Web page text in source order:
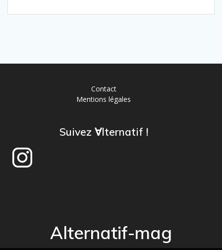
Contact
Mentions légales
Suivez ∀lternatif !
Alternatif-mag